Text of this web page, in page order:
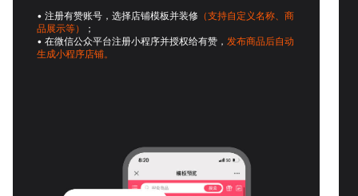
• 注册有赞账号，选择店铺模板并装修 （支持自定义名称、商
品展示等）
；
• 在微信公众平台注册小程序并授权给有赞， 发布商品后自动
生成小程序店铺。